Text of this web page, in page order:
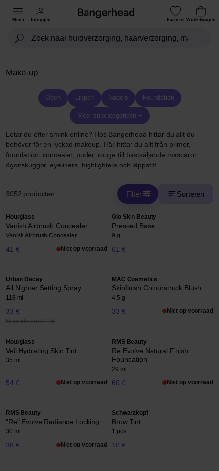
Menu Inloggen Favoriet Winkelwagen
Make-up
Ogen Lippen Nagels Foundation
Meer subcategorieën +
Letar du efter smink online? Hos Bangerhead hittar du allt du
behöver för en lyckad makeup. Här hittar du allt från primer,
foundation, concealer, puder, rouge till bästsäljande mascaror,
ögonskuggor, eyeliners, highlighters och läppstift.
3052 producten Filter Sorteren
Hourglass
Vanish Airbrush Concealer
Vanish Airbrush Concealer
41 € Niet op voorraad
Glo Skin Beauty
Pressed Base
9 g
61 €
Urban Decay
All Nighter Setting Spray
118 ml
33 €
Normale prijs 41 €
MAC Cosmetics
Skinfinish Colourstruck Blush
4,5 g
33 € Niet op voorraad
Hourglass
Veil Hydrating Skin Tint
35 ml
54 € Niet op voorraad
RMS Beauty
Re Evolve Natural Finish
Foundation
29 ml
60 € Niet op voorraad
RMS Beauty
"Re" Evolve Radiance Locking
30 ml
38 € Niet op voorraad
Schwarzkopf
Brow Tint
1 pcs
10 €